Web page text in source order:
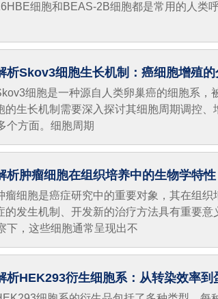
细胞和BEAS-2B细胞都是常用的人类
析Skov3细胞生长机制：癌细胞增殖
细胞是一种源自人类卵巢癌的细胞系，
的生长机制需要深入探讨其细胞周期调控
个方面。细胞周期
析肿瘤细胞在组织培养中的生物学特性
瘤细胞是癌症研究中的重要对象，其在组
的发生机制、开发新的治疗方法具有重要
下，这些细胞通常呈现出不
析HEK293衍生细胞系：从转染效率到